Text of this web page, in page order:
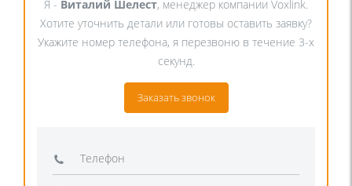
Я - Виталий Шелест, менеджер компании Voxlink.
Хотите уточнить детали или готовы оставить заявку?
Укажите номер телефона, я перезвоню в течение 3-х
секунд.
Заказать звонок